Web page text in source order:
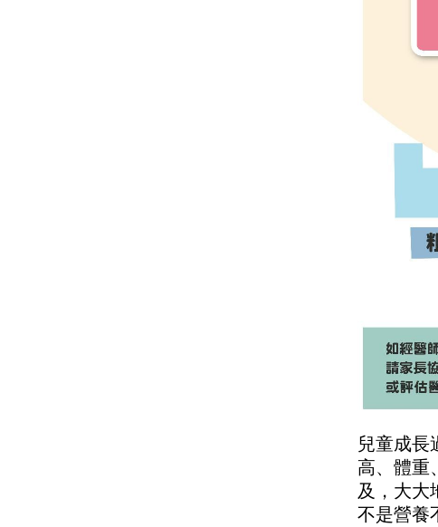
兒童成長
高、體重
及，大大
不是營養